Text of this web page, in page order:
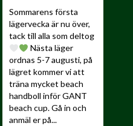
Sommarens första
lägervecka är nu över,
tack till alla som deltog
Nästa läger
ordnas 5-7 augusti, på
lägret kommer vi att
träna mycket beach
handboll inför GANT
beach cup. Gå in och
anmäl er på...